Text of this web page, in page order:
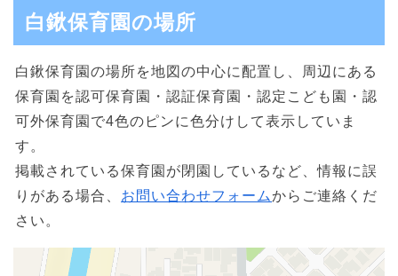
白鍬保育園の場所
白鍬保育園の場所を地図の中心に配置し、周辺にある
保育園を認可保育園・認証保育園・認定こども園・認
可外保育園で4色のピンに色分けして表示していま
す。
掲載されている保育園が閉園しているなど、情報に誤
りがある場合、 お問い合わせフォームからご連絡くだ
さい。